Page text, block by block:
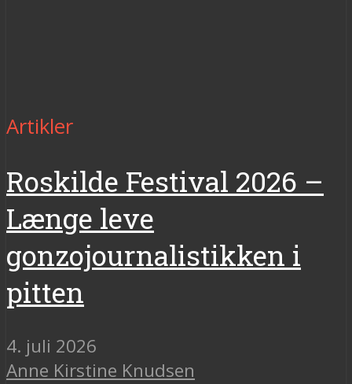
Artikler
Roskilde Festival 2026 –
Længe leve
gonzojournalistikken i
pitten
4. juli 2026
Anne Kirstine Knudsen